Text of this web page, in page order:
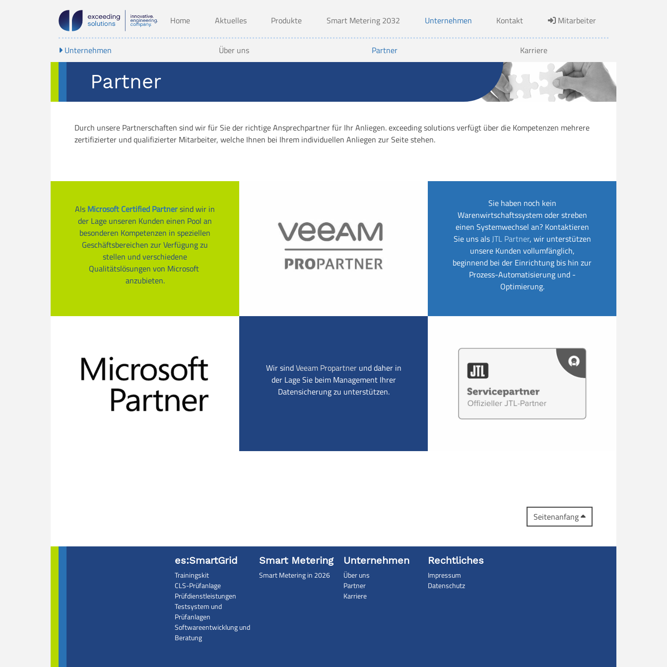
Home Aktuelles Produkte Smart Metering 2032 Unternehmen Kontakt Mitarbeiter
Unternehmen Über uns Partner Karriere
Partner
Durch unsere Partnerschaften sind wir für Sie der richtige Ansprechpartner für Ihr Anliegen. exceeding solutions verfügt über die Kompetenzen mehrere
zertifizierter und qualifizierter Mitarbeiter, welche Ihnen bei Ihrem individuellen Anliegen zur Seite stehen.
Als Microsoft Certified Partnersind wir in
der Lage unseren Kunden einen Pool an
besonderen Kompetenzen in speziellen
Geschäftsbereichen zur Verfügung zu
stellen und verschiedene
Qualitätslösungen von Microsoft
anzubieten.
Sie haben noch kein
Warenwirtschaftssystem oder streben
einen Systemwechsel an? Kontaktieren
Sie uns alsJTL Partner, wir unterstützen
unsere Kunden vollumfänglich,
beginnend bei der Einrichtung bis hin zur
Prozess-Automatisierung und -
Optimierung.
Wir sindVeeam Propartnerund daher in
der Lage Sie beim Management Ihrer
Datensicherung zu unterstützen.
Seitenanfang
es:SmartGrid
Trainingskit
CLS-Prüfanlage
Prüfdienstleistungen
Testsystem und
Prüfanlagen
Softwareentwicklung und
Beratung
Smart Metering
Smart Metering in 2026
Unternehmen
Über uns
Partner
Karriere
Rechtliches
Impressum
Datenschutz